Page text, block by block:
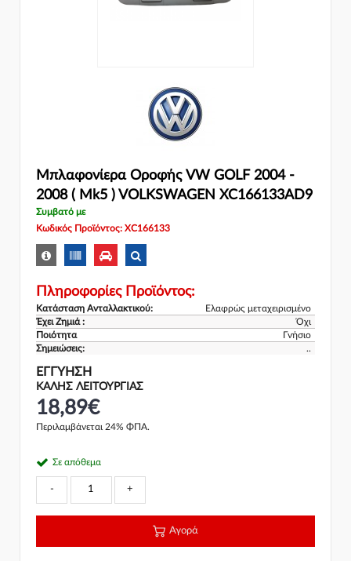
Μπλαφονίερα Οροφής VW GOLF 2004 -
2008 ( Mk5 ) VOLKSWAGEN XC166133AD9
Συμβατό με
Κωδικός Προϊόντος: XC166133
Πληροφορίες Προϊόντος:
Κατάσταση Ανταλλακτικού:
Ελαφρώς μεταχειρισμένο
Έχει Ζημιά :
Όχι
Ποιότητα
Γνήσιο
Σημειώσεις:
..
ΕΓΓΎΗΣΗ
ΚΑΛΗΣ ΛΕΙΤΟΥΡΓΙΑΣ
18,89€
Περιλαμβάνεται 24% ΦΠΑ.
Σε απόθεμα
- +
Αγορά